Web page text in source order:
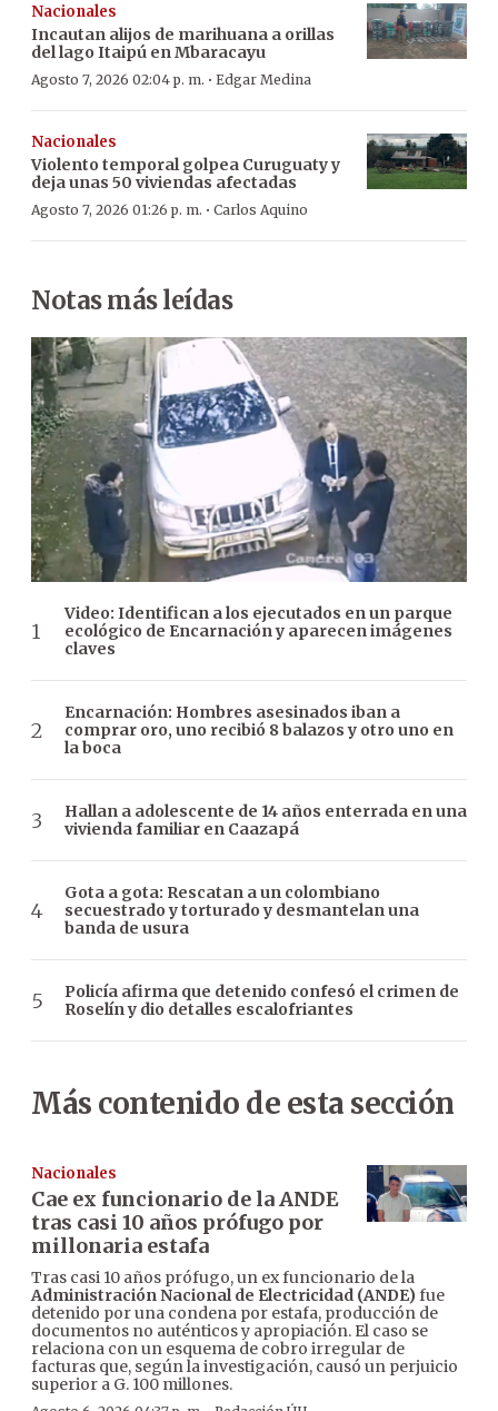
Nacionales
Incautan alijos de marihuana a orillas
del lago Itaipú en Mbaracayu
Agosto 7, 2026 02:04 p. m. · Edgar Medina
Nacionales
Violento temporal golpea Curuguaty y
deja unas 50 viviendas afectadas
Agosto 7, 2026 01:26 p. m. · Carlos Aquino
Notas más leídas
Video: Identifican a los ejecutados en un parque
ecológico de Encarnación y aparecen imágenes
claves
Encarnación: Hombres asesinados iban a
comprar oro, uno recibió 8 balazos y otro uno en
la boca
Hallan a adolescente de 14 años enterrada en una
vivienda familiar en Caazapá
Gota a gota: Rescatan a un colombiano
secuestrado y torturado y desmantelan una
banda de usura
Policía afirma que detenido confesó el crimen de
Roselín y dio detalles escalofriantes
Más contenido de esta sección
Nacionales
Cae ex funcionario de la ANDE
tras casi 10 años prófugo por
millonaria estafa
Tras casi 10 años prófugo, un ex funcionario de la
Administración Nacional de Electricidad (ANDE)fue
detenido por una condena por estafa, producción de
documentos no auténticos y apropiación. El caso se
relaciona con un esquema de cobro irregular de
facturas que, según la investigación, causó un perjuicio
superior a G. 100 millones.